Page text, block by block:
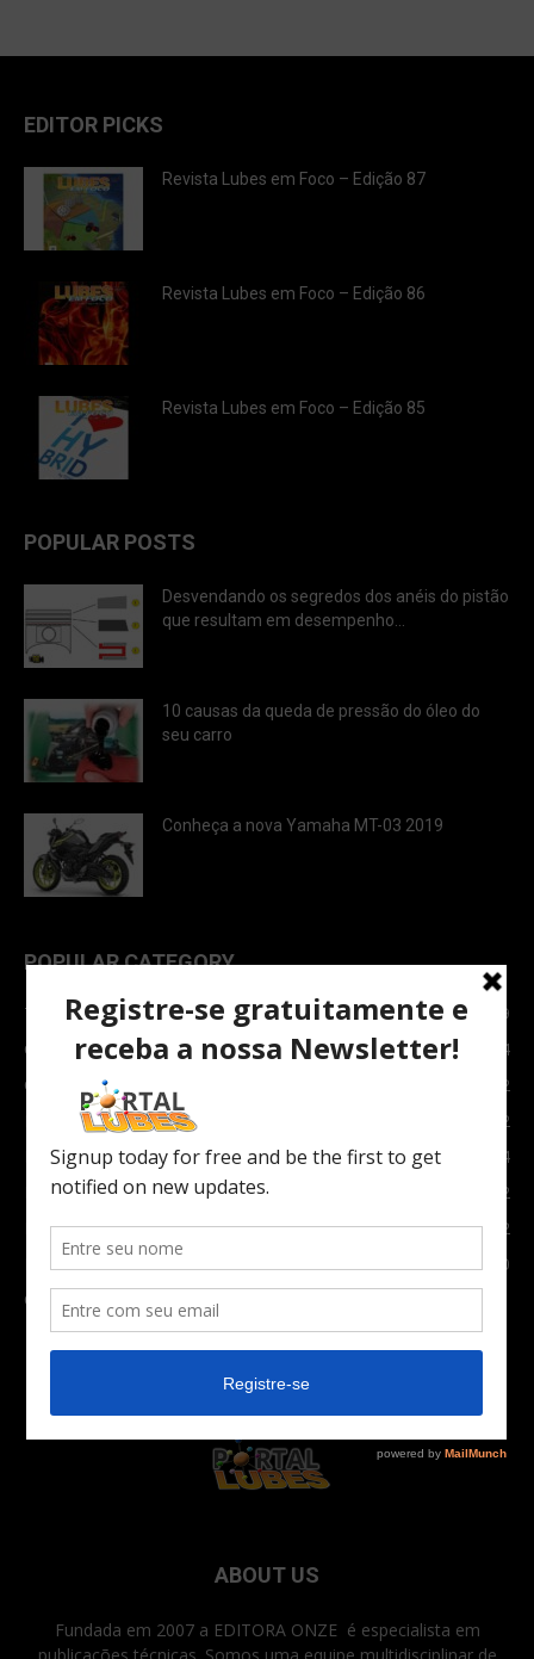
EDITOR PICKS
Revista Lubes em Foco – Edição 87
Revista Lubes em Foco – Edição 86
Revista Lubes em Foco – Edição 85
POPULAR POSTS
Desvendando os segredos dos anéis do pistão
que resultam em desempenho...
10 causas da queda de pressão do óleo do
seu carro
Conheça a nova Yamaha MT-03 2019
POPULAR CATEGORY
TOPNEWS
7089
Carro e Moto
3764
Carro
2082
Notícias
1852
Indústria
1024
Moto
972
Economia
672
Newsletter
630
Carros Verdes e Novas tecnologias automotivas
ABOUT US
Fundada em 2007 a EDITORA ONZE é especialista em